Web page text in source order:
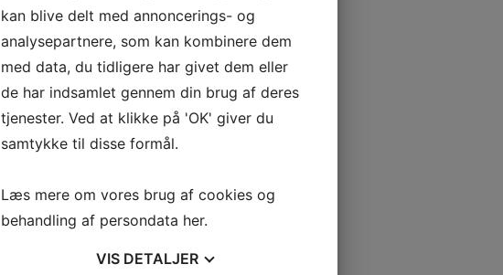
kan blive delt med annoncerings- og
analysepartnere, som kan kombinere dem
med data, du tidligere har givet dem eller
de har indsamlet gennem din brug af deres
tjenester. Ved at klikke på 'OK' giver du
samtykke til disse formål.
Læs mere om vores brug af cookies og
behandling af persondata her.
VIS DETALJER